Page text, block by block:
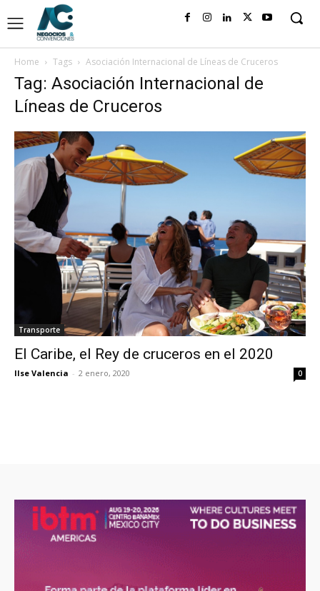
Home Tags Asociación Internacional de Líneas de Cruceros
Tag: Asociación Internacional de
Líneas de Cruceros
Transporte
El Caribe, el Rey de cruceros en el 2020
Ilse Valencia - 2 enero, 2020 0